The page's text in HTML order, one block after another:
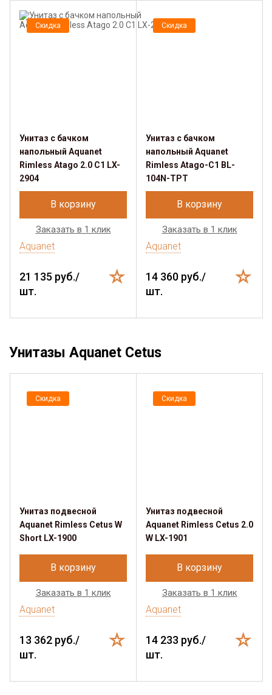
Скидка
Унитаз с бачком
напольный Aquanet
Rimless Atago 2.0 C1 LX-
2904
В корзину
Заказать в 1 клик
Aquanet
21 135 руб./
шт.
Скидка
Унитаз с бачком
напольный Aquanet
Rimless Atago-C1 BL-
104N-TPT
В корзину
Заказать в 1 клик
Aquanet
14 360 руб./
шт.
Унитазы Aquanet Cetus
Скидка
Унитаз подвесной
Aquanet Rimless Cetus W
Short LX-1900
В корзину
Заказать в 1 клик
Aquanet
13 362 руб./
шт.
Скидка
Унитаз подвесной
Aquanet Rimless Cetus 2.0
W LX-1901
В корзину
Заказать в 1 клик
Aquanet
14 233 руб./
шт.